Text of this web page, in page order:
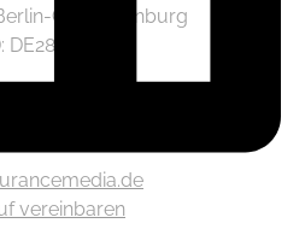
Charlottenburg
DE282633825
vereinbaren